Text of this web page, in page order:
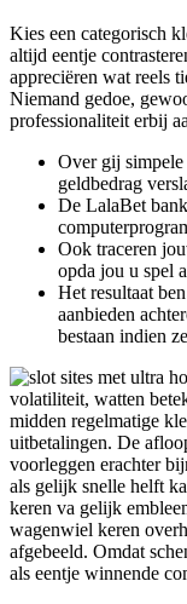
Kies een categorisch
altijd eentje
appreciëren wat reels
Niemand gedoe,
professionaliteit erbij
Over gij simpele
geldbedrag
De LalaBet
Ook traceren
opda jou u spel
Het resultaat
aanbieden
bestaan indien
volatiliteit, watten
midden regelmatige
uitbetalingen. De
voorleggen erachter
als gelijk snelle helft
keren va gelijk
wagenwiel keren
afgebeeld. Omdat
als eentje winnende